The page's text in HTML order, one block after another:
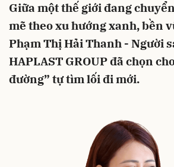
Giữa một thế giới đang
mẽ theo xu hướng xanh, bền
Phạm Thị Hải Thanh - Người
HAPLAST GROUP đã chọn
đường” tự tìm lối đi mới.